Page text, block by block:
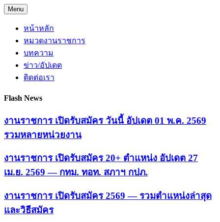
Skip
to
content
Menu
หน้าหลัก
หมวดงานราชการ
บทความ
ข่าว/อัปเดต
ติดต่อเรา
Flash News
งานราชการ เปิดรับสมัคร วันนี้ อัปเดต 01 พ.ค. 2569
รวมหลายหน่วยงาน
งานราชการ เปิดรับสมัคร 20+ ตำแหน่ง อัปเดต 27
เม.ย. 2569 — กทม. ทอท. สภาฯ กปภ.
งานราชการ เปิดรับสมัคร 2569 — รวมตำแหน่งล่าสุด
และวิธีสมัคร